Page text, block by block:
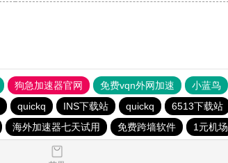
狗急加速器官网 免费vqn外网加速 小蓝鸟
quickq INS下载站 quickq 6513下载站
海外加速器七天试用 免费跨墙软件 1元机场